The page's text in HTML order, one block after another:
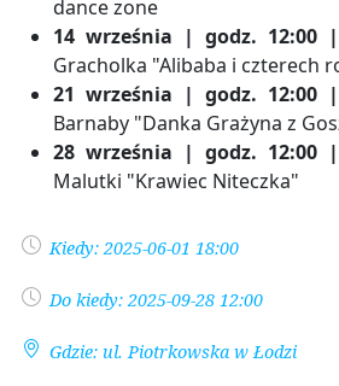
dance zone
14 września | godz. 12:00 |
Gracholka "Alibaba i czterech
21 września | godz. 12:00 |
Barnaby "Danka Grażyna z
28 września | godz. 12:00 |
Malutki "Krawiec Niteczka"
Kiedy: 2025-06-01 18:00
Do kiedy: 2025-09-28 12:00
Gdzie: ul. Piotrkowska w Łodzi